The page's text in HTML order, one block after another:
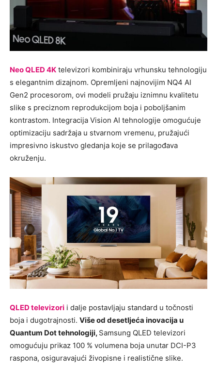
Neo QLED 4K televizori kombiniraju vrhunsku tehnologiju
s elegantnim dizajnom. Opremljeni najnovijim NQ4 AI
Gen2 procesorom, ovi modeli pružaju iznimnu kvalitetu
slike s preciznom reprodukcijom boja i poboljšanim
kontrastom. Integracija Vision AI tehnologije omogućuje
optimizaciju sadržaja u stvarnom vremenu, pružajući
impresivno iskustvo gledanja koje se prilagođava
okruženju.
QLED televizori i dalje postavljaju standard u točnosti
boja i dugotrajnosti. Više od desetljeća inovacija u
Quantum Dot tehnologiji, Samsung QLED televizori
omogućuju prikaz 100 % volumena boja unutar DCI-P3
raspona, osiguravajući živopisne i realistične slike.